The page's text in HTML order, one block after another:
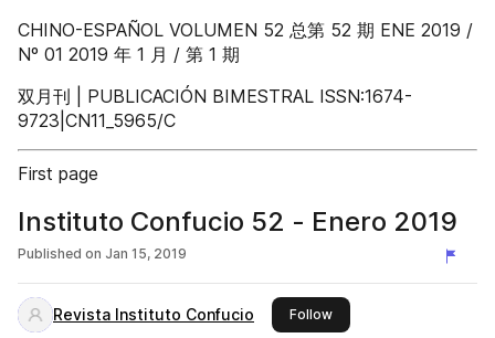
CHINO-ESPAÑOL VOLUMEN 52 总第 52 期 ENE 2019 /
Nº 01 2019 年 1 月 / 第 1 期
双月刊 | PUBLICACIÓN BIMESTRAL ISSN:1674-
9723|CN11_5965/C
First page
Instituto Confucio 52 - Enero 2019
Published on Jan 15, 2019
Revista Instituto Confucio Followthis publisher